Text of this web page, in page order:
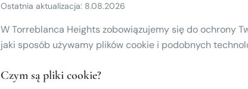
Ostatnia aktualizacja: 8.08.2026
W Torreblanca Heights zobowiązujemy się do ochrony
jaki sposób używamy plików cookie i podobnych
Czym są pliki cookie?